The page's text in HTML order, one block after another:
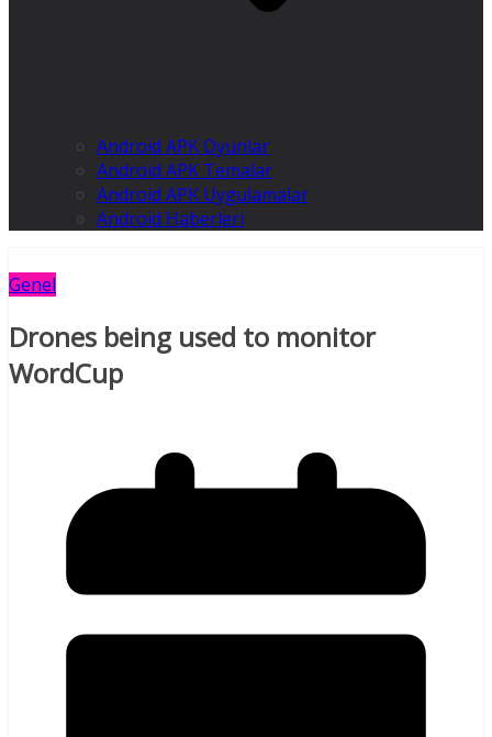
Android APK Oyunlar
Android APK Temalar
Android APK Uygulamalar
Android Haberleri
Genel
Drones being used to monitor
WordCup